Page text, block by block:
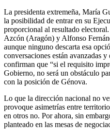
La presidenta extremeña, María
la posibilidad de entrar en su
proporcional al resultado
Azcón (Aragón) y Alfonso
aunque ninguno descarta esa
conversaciones están avanzadas
confirman que “si el requisito
Gobierno, no será un obstáculo
con la posición de Génova.
Lo que la dirección nacional no
provoque asimetrías entre
en otros no. Por ahora, sin
planteado en las mesas de